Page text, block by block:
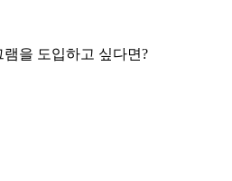
램을 도입하고 싶다면?